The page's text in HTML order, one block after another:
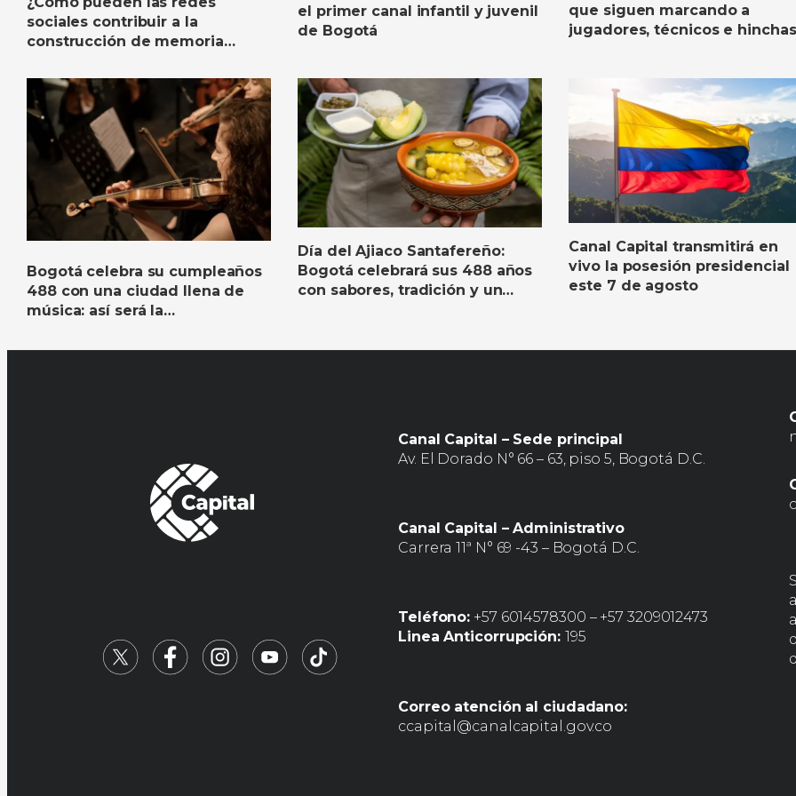
sociales contribuir a la
construcción de memoria
el primer canal infantil y juvenil
de Bogotá
que siguen marcando a
jugadores, técnicos e hinchas
Bogotá celebra su cumpleaños
488 con una ciudad llena de
música: así será la
Día del Ajiaco Santafereño:
Bogotá celebrará sus 488 años
con sabores, tradición y un
Canal Capital transmitirá en
vivo la posesión presidencial
este 7 de agosto
Canal Capital – Sede principal
Av. El Dorado N° 66 – 63, piso 5, Bogotá D.C.
Canal Capital – Administrativo
Carrera 11ª N° 69 -43 – Bogotá D.C.
Teléfono: +57 6014578300 – +57 3209012473
Linea Anticorrupción: 195
Correo atención al ciudadano:
ccapital@canalcapital.gov.co